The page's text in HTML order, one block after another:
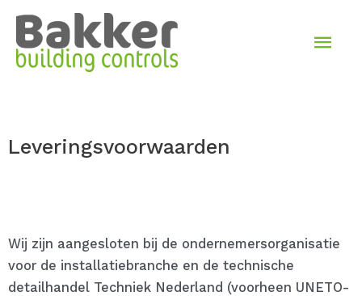
naar
Leveringsvoorwaarden
Wij zijn aangesloten bij de ondernemersorganisatie
voor de installatiebranche en de technische
detailhandel Techniek Nederland (voorheen UNETO-